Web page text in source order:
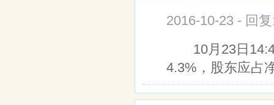
2016-10-23 - 回
10月23日14:40
4.3%，股东应占